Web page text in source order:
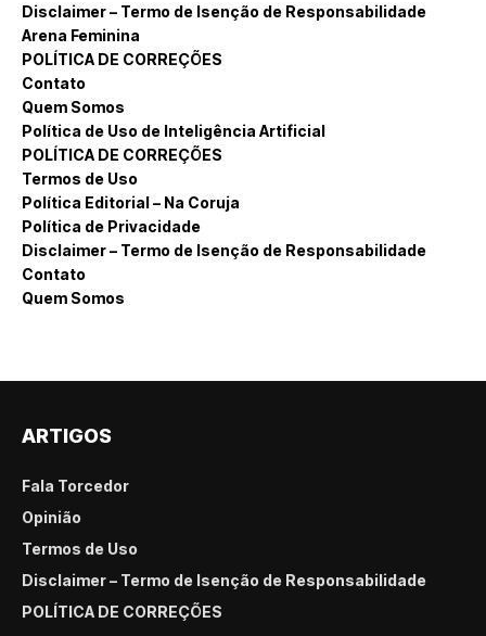
Disclaimer – Termo de Isenção de Responsabilidade
Arena Feminina
POLÍTICA DE CORREÇÕES
Contato
Quem Somos
Política de Uso de Inteligência Artificial
POLÍTICA DE CORREÇÕES
Termos de Uso
Política Editorial – Na Coruja
Política de Privacidade
Disclaimer – Termo de Isenção de Responsabilidade
Contato
Quem Somos
ARTIGOS
Fala Torcedor
Opinião
Termos de Uso
Disclaimer – Termo de Isenção de Responsabilidade
POLÍTICA DE CORREÇÕES